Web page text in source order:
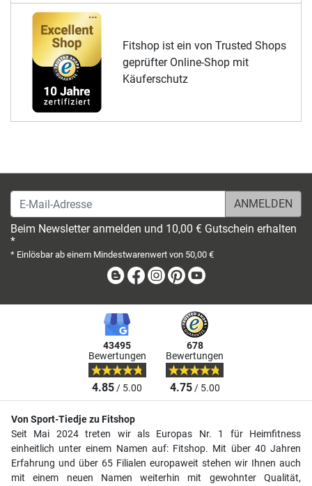
Fitshop ist ein von Trusted Shops
geprüfter Online-Shop mit
Käuferschutz
E-Mail-Adresse
Beim Newsletter anmelden und 10,00 € Gutschein erhalten
*
* Einlösbar ab einem Mindestwarenwert von 50,00 €
BlogFacebook
Instagram
Pinterest
43495
Bewertungen
4.85/ 5.00
678
Bewertungen
4.75/ 5.00
Von Sport-Tiedje zu Fitshop
Seit Mai 2024 treten wir als Europas Nr. 1 für Heimfitness
einheitlich unter einem Namen auf: Fitshop. Mit über 40 Jahren
Erfahrung und über 65 Filialen europaweit stehen wir Ihnen auch
mit einem neuen Namen weiterhin mit gewohnter Qualität,